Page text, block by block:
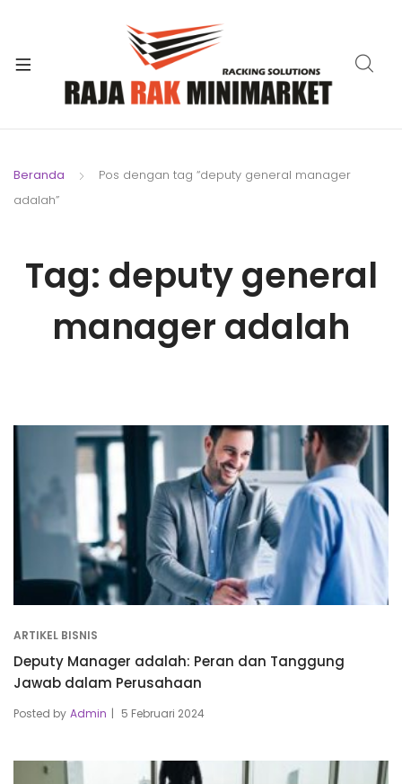
Beranda
Pos dengan tag “deputy general manager
adalah”
Tag: deputy general
manager adalah
ARTIKEL BISNIS
Deputy Manager adalah: Peran dan Tanggung
Jawab dalam Perusahaan
Posted by Admin 5 Februari 2024